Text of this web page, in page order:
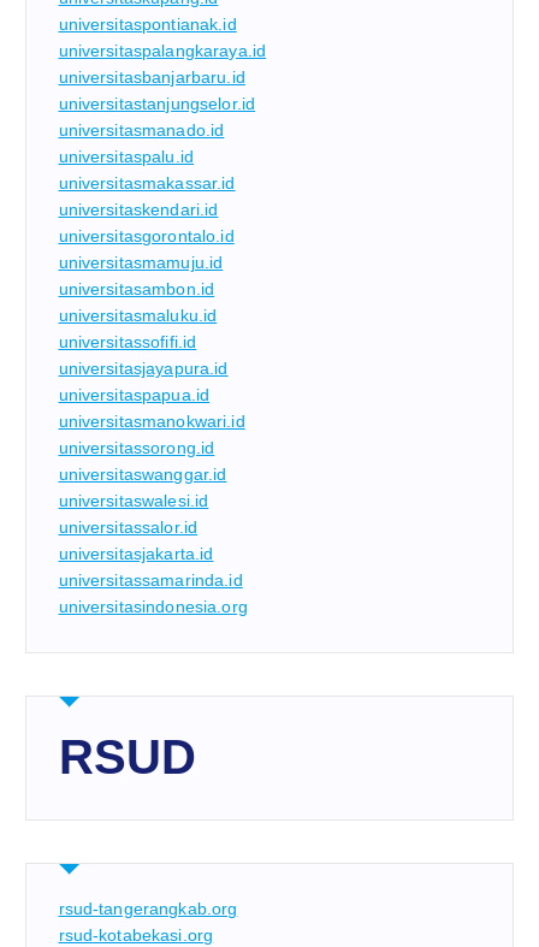
universitaspontianak.id
universitaspalangkaraya.id
universitasbanjarbaru.id
universitastanjungselor.id
universitasmanado.id
universitaspalu.id
universitasmakassar.id
universitaskendari.id
universitasgorontalo.id
universitasmamuju.id
universitasambon.id
universitasmaluku.id
universitassofifi.id
universitasjayapura.id
universitaspapua.id
universitasmanokwari.id
universitassorong.id
universitaswanggar.id
universitaswalesi.id
universitassalor.id
universitasjakarta.id
universitassamarinda.id
universitasindonesia.org
RSUD
rsud-tangerangkab.org
rsud-kotabekasi.org